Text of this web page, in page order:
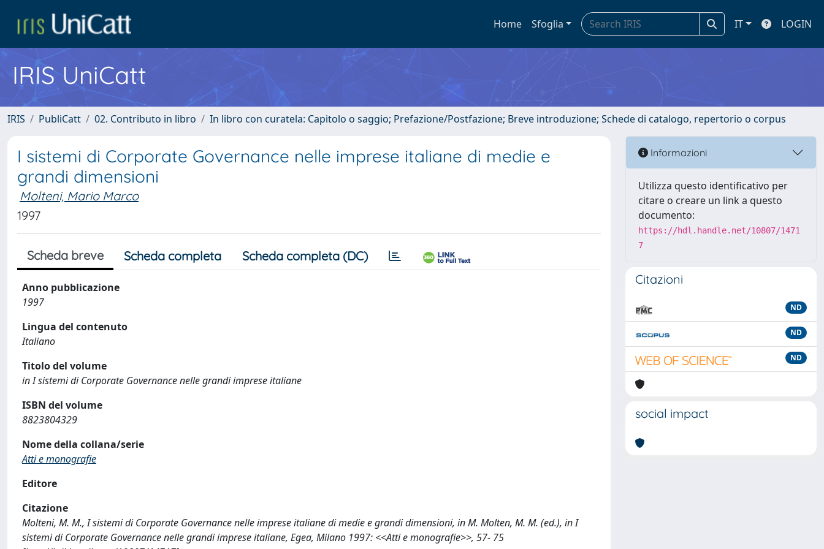
Home Sfoglia IT LOGIN
IRIS UniCatt
IRIS PubliCatt 02. Contributo in libro In libro con curatela: Capitolo o saggio; Prefazione/Postfazione; Breve introduzione; Schede di catalogo, repertorio o corpus
I sistemi di Corporate Governance nelle imprese italiane di medie e
grandi dimensioni
Molteni, Mario Marco
1997
Scheda breve Scheda completa Scheda completa (DC)
Anno pubblicazione
1997
Lingua del contenuto
Italiano
Titolo del volume
in I sistemi di Corporate Governance nelle grandi imprese italiane
ISBN del volume
8823804329
Nome della collana/serie
Atti e monografie
Editore
Citazione
Molteni, M. M., I sistemi di Corporate Governance nelle imprese italiane di medie e grandi dimensioni, in M. Molten, M. M. (ed.), in I
sistemi di Corporate Governance nelle grandi imprese italiane, Egea, Milano 1997: <<Atti e monografie>>, 57- 75
Informazioni
Utilizza questo identificativo per
citare o creare un link a questo
documento:
https://hdl.handle.net/10807/1471
7
Citazioni
ND
ND
ND
social impact